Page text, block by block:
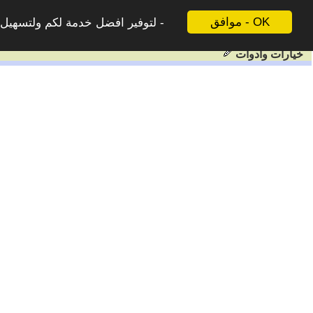
موافق - OK لتوفير افضل خدمة لكم
خيارات وادوات